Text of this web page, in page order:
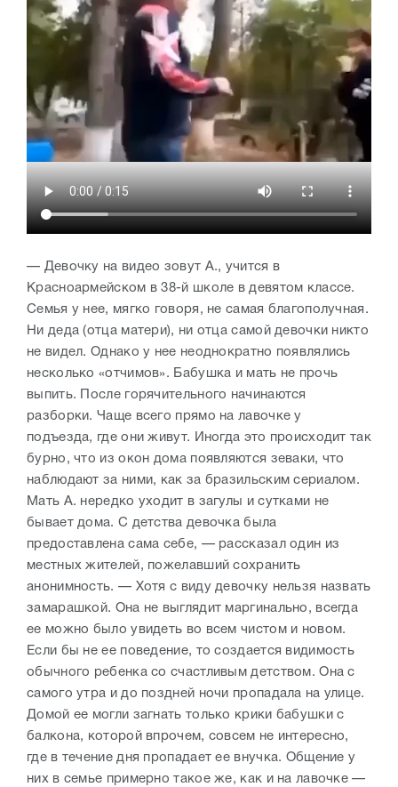
— Девочку на видео зовут А., учится в
Красноармейском в 38-й школе в девятом классе.
Семья у нее, мягко говоря, не самая благополучная.
Ни деда (отца матери), ни отца самой девочки никто
не видел. Однако у нее неоднократно появлялись
несколько «отчимов». Бабушка и мать не прочь
выпить. После горячительного начинаются
разборки. Чаще всего прямо на лавочке у
подъезда, где они живут. Иногда это происходит так
бурно, что из окон дома появляются зеваки, что
наблюдают за ними, как за бразильским сериалом.
Мать А. нередко уходит в загулы и сутками не
бывает дома. С детства девочка была
предоставлена сама себе, — рассказал один из
местных жителей, пожелавший сохранить
анонимность. — Хотя с виду девочку нельзя назвать
замарашкой. Она не выглядит маргинально, всегда
ее можно было увидеть во всем чистом и новом.
Если бы не ее поведение, то создается видимость
обычного ребенка со счастливым детством. Она с
самого утра и до поздней ночи пропадала на улице.
Домой ее могли загнать только крики бабушки с
балкона, которой впрочем, совсем не интересно,
где в течение дня пропадает ее внучка. Общение у
них в семье примерно такое же, как и на лавочке —